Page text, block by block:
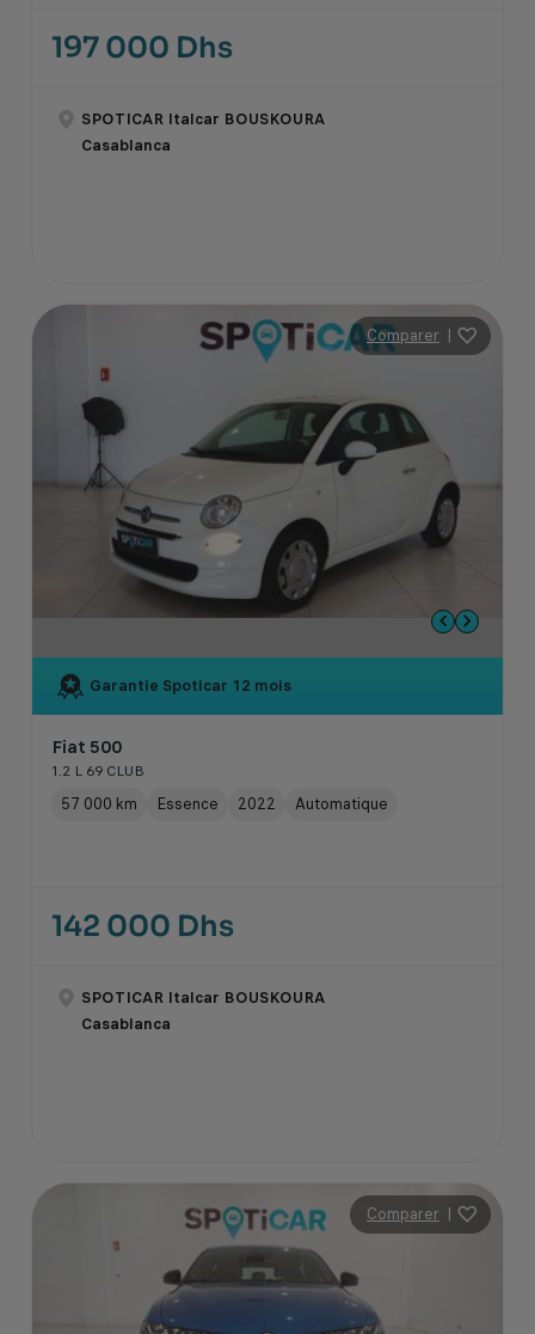
197 000 Dhs
SPOTICAR Italcar BOUSKOURA
Casablanca
Comparer |
Garantie Spoticar 12 mois
Fiat 500
1.2 L 69 CLUB
57 000 km Essence 2022 Automatique
142 000 Dhs
SPOTICAR Italcar BOUSKOURA
Casablanca
Comparer |